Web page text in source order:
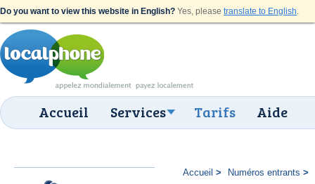
Do you want to view this website in English? Yes, please translate to English.
Accueil Services Tarifs Aide
Accueil Numéros entrants